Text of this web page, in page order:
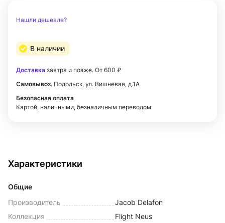
Нашли дешевле?
В наличии
Доставка завтра и позже. От 600 ₽
Самовывоз. Подольск, ул. Вишневая, д.1А
Безопасная оплата
Картой, наличными, безналичным переводом
Характеристики
Общие
Производитель
Jacob Delafon
Коллекция
Flight Neus